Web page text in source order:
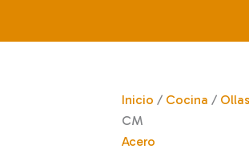
Inicio / Cocina /
CM
Acero